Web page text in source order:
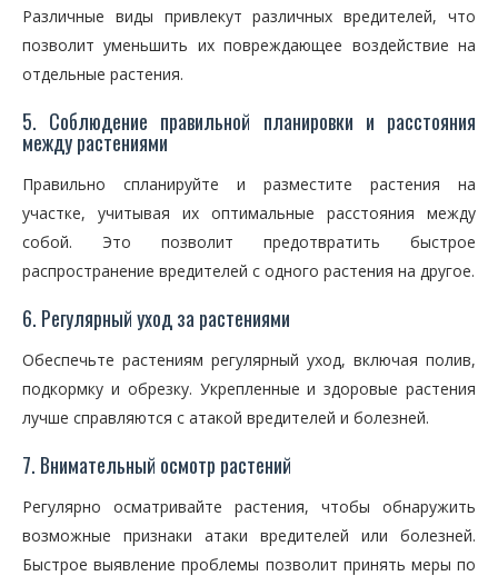
Различные виды привлекут различных вредителей, что
позволит уменьшить их повреждающее воздействие на
отдельные растения.
5. Соблюдение правильной планировки и расстояния
между растениями
Правильно спланируйте и разместите растения на
участке, учитывая их оптимальные расстояния между
собой. Это позволит предотвратить быстрое
распространение вредителей с одного растения на другое.
6. Регулярный уход за растениями
Обеспечьте растениям регулярный уход, включая полив,
подкормку и обрезку. Укрепленные и здоровые растения
лучше справляются с атакой вредителей и болезней.
7. Внимательный осмотр растений
Регулярно осматривайте растения, чтобы обнаружить
возможные признаки атаки вредителей или болезней.
Быстрое выявление проблемы позволит принять меры по